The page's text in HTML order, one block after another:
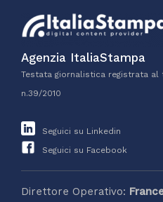
Agenzia ItaliaStampa
Testata giornalistica registrata al
n.39/2010
Seguici su Linkedin
Seguici su Facebook
Direttore Operativo: